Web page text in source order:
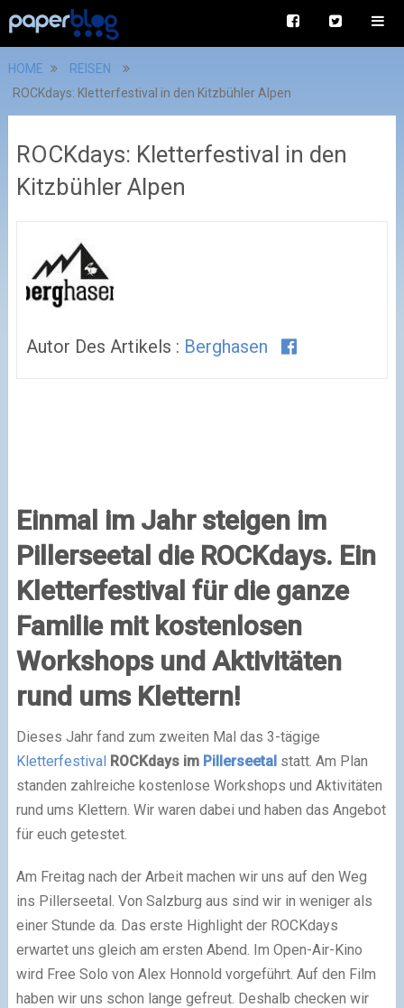
HOME
REISEN
ROCKdays: Kletterfestival in den Kitzbühler Alpen
ROCKdays: Kletterfestival in den
Kitzbühler Alpen
Autor Des Artikels : Berghasen
Einmal im Jahr steigen im
Pillerseetal die ROCKdays. Ein
Kletterfestival für die ganze
Familie mit kostenlosen
Workshops und Aktivitäten
rund ums Klettern!
Dieses Jahr fand zum zweiten Mal das 3-tägige
Kletterfestival ROCKdays im Pillerseetalstatt. Am Plan
standen zahlreiche kostenlose Workshops und Aktivitäten
rund ums Klettern. Wir waren dabei und haben das Angebot
für euch getestet.
Am Freitag nach der Arbeit machen wir uns auf den Weg
ins Pillerseetal. Von Salzburg aus sind wir in weniger als
einer Stunde da. Das erste Highlight der ROCKdays
erwartet uns gleich am ersten Abend. Im Open-Air-Kino
wird Free Solo von Alex Honnold vorgeführt. Auf den Film
haben wir uns schon lange gefreut. Deshalb checken wir